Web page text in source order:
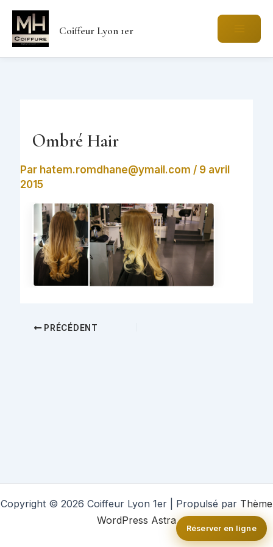
Aller
contenu
Coiffeur Lyon 1er
Ombré Hair
Par hatem.romdhane@ymail.com/ 9 avril
2015
PRÉCÉDENT
Copyright © 2026 Coiffeur Lyon 1er | Propulsé par Thème
WordPress Astra
Réserver en ligne